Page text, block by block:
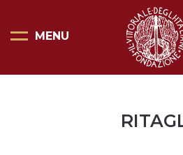
MENU
Pagina Principale
Organizza la tua visita